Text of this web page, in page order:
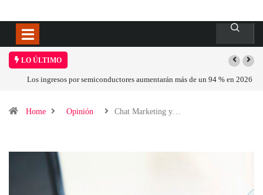
LO ÚLTIMO
Los ingresos por semiconductores aumentarán más de un 94 % en 2026
Home Opinión Chat Marketing y…